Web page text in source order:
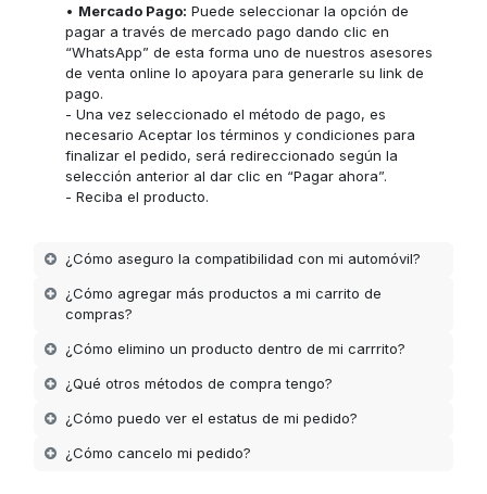
• Mercado Pago: Puede seleccionar la opción de
pagar a través de mercado pago dando clic en
“WhatsApp” de esta forma uno de nuestros asesores
de venta online lo apoyara para generarle su link de
pago.
- Una vez seleccionado el método de pago, es
necesario Aceptar los términos y condiciones para
finalizar el pedido, será redireccionado según la
selección anterior al dar clic en “Pagar ahora”.
- Reciba el producto.
¿Cómo aseguro la compatibilidad con mi automóvil?
¿Cómo agregar más productos a mi carrito de
compras?
¿Cómo elimino un producto dentro de mi carrrito?
¿Qué otros métodos de compra tengo?
¿Cómo puedo ver el estatus de mi pedido?
¿Cómo cancelo mi pedido?